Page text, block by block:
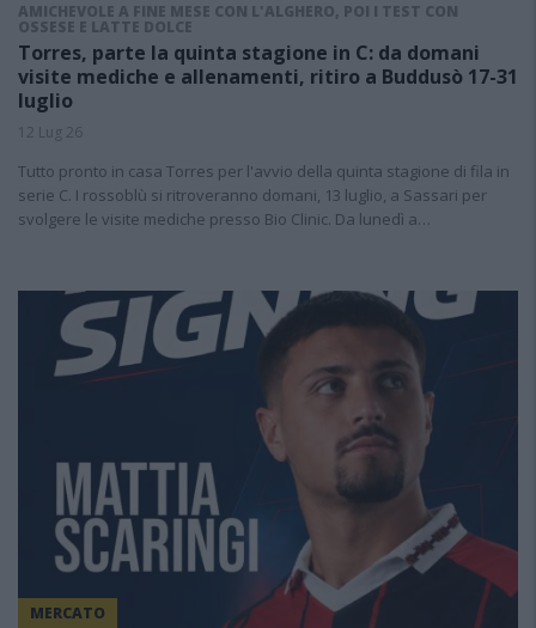
AMICHEVOLE A FINE MESE CON L'ALGHERO, POI I TEST CON
OSSESE E LATTE DOLCE
Torres, parte la quinta stagione in C: da domani
visite mediche e allenamenti, ritiro a Buddusò 17-31
luglio
12 Lug 26
Tutto pronto in casa Torres per l'avvio della quinta stagione di fila in
serie C. I rossoblù si ritroveranno domani, 13 luglio, a Sassari per
svolgere le visite mediche presso Bio Clinic. Da lunedì a…
MERCATO